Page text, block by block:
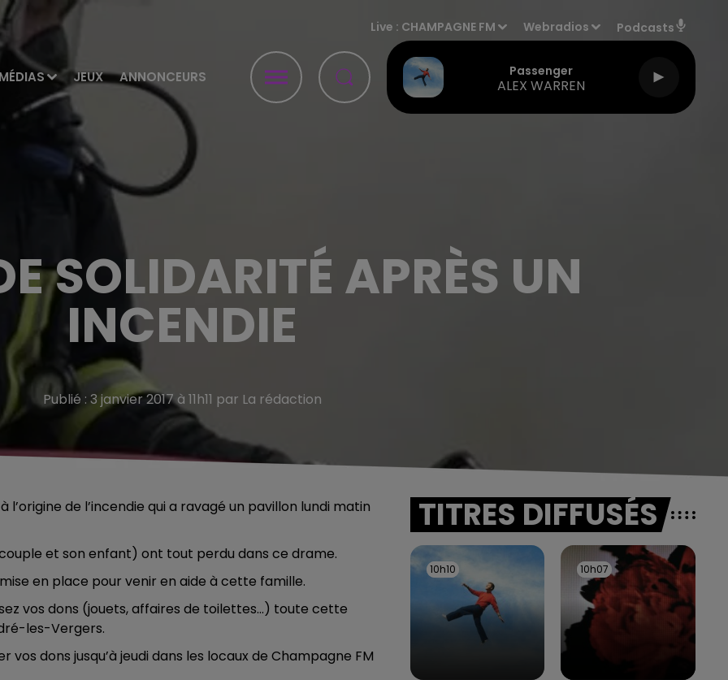
MÉDIAS JEUX ANNONCEURS
Live : CHAMPAGNE FM Webradios Podcasts
Passenger
ALEX WARREN
SOLIDARITÉ APRÈS UN
INCENDIE
Publié : 3 janvier 2017 à 11h11 par La rédaction
de l’incendie qui a ravagé un pavillon lundi matin
et son enfant) ont tout perdu dans ce drame.
en place pour venir en aide à cette famille.
vos dons (jouets, affaires de toilettes…) toute cette
les-Vergers.
vos dons jusqu’à jeudi dans les locaux de Champagne FM
TITRES DIFFUSÉS
10h10
10h10 10h07
10h07